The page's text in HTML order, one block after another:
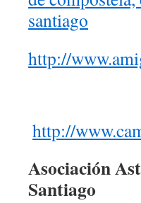
http://
http://
Asociación
Santiago